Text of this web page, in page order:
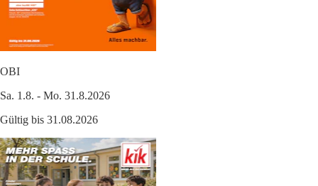
OBI
Sa. 1.8. - Mo. 31.8.2026
Gültig bis 31.08.2026